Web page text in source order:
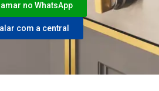
no WhatsApp
com a central